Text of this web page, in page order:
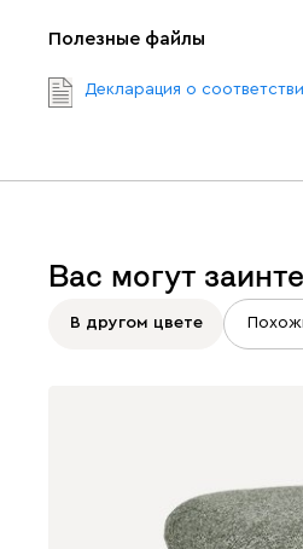
Полезные файлы
Декларация о
Вас могут
В другом цвете